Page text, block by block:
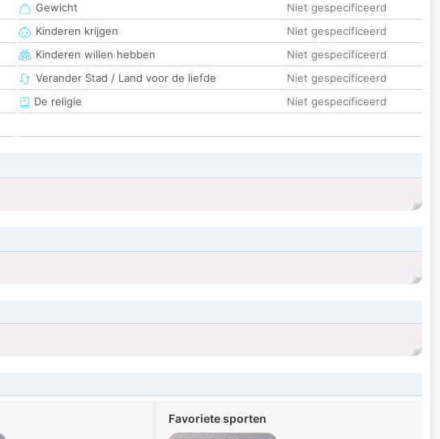
Gewicht
Niet gespecificeerd
Kinderen krijgen
Niet gespecificeerd
Kinderen willen hebben
Niet gespecificeerd
Verander Stad / Land voor de liefde
Niet gespecificeerd
De religie
Niet gespecificeerd
Favoriete sporten